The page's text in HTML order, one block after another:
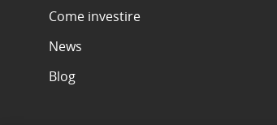
Come investire
News
Blog